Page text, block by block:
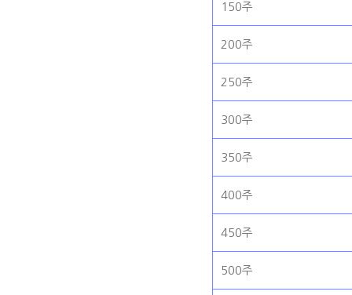
150주
200주
250주
300주
350주
400주
450주
500주